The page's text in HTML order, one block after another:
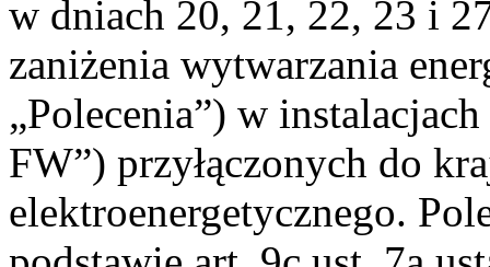
w dniach 20, 21, 22, 23 i
zaniżenia wytwarzania
„Polecenia”) w
FW”) przyłączonych do
elektroenergetycznego.